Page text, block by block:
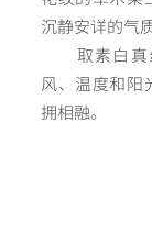
沉静安详的气
取素白真
风、温度和阳
拥相融。